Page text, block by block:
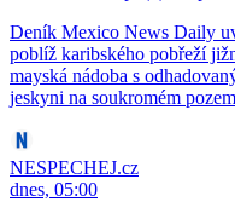
Deník Mexico News Daily
poblíž karibského pobřeží
mayská nádoba s
jeskyni na soukromém
NESPECHEJ.cz
dnes, 05:00